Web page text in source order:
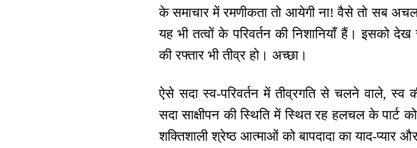
के समाचार में रमणीकता तो आयेगी ना! वैसे तो सब
यह भी तत्वों के परिवर्तन की निशानियाँ हैं। इसको
की रफ्तार भी तीव्र हो। अच्छा।
ऐसे सदा स्व-परिवर्तन में तीव्रगति से चलने वाले, स्व
सदा साक्षीपन की स्थिति में स्थित रह हलचल के
शक्तिशाली श्रेष्ठ आत्माओं को बापदादा का याद-प्यार